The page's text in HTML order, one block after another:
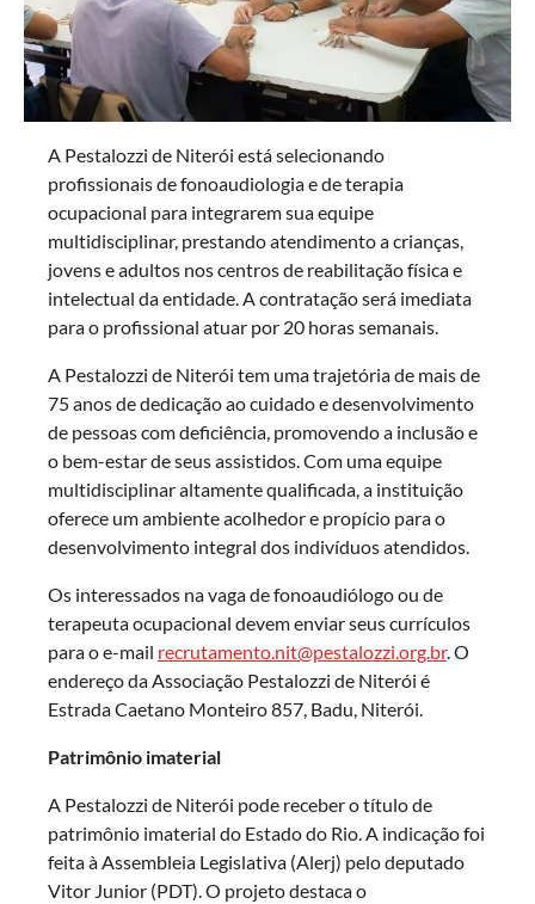
A Pestalozzi de Niterói está selecionando
profissionais de fonoaudiologia e de terapia
ocupacional para integrarem sua equipe
multidisciplinar, prestando atendimento a crianças,
jovens e adultos nos centros de reabilitação física e
intelectual da entidade. A contratação será imediata
para o profissional atuar por 20 horas semanais.
A Pestalozzi de Niterói tem uma trajetória de mais de
75 anos de dedicação ao cuidado e desenvolvimento
de pessoas com deficiência, promovendo a inclusão e
o bem-estar de seus assistidos. Com uma equipe
multidisciplinar altamente qualificada, a instituição
oferece um ambiente acolhedor e propício para o
desenvolvimento integral dos indivíduos atendidos.
Os interessados na vaga de fonoaudiólogo ou de
terapeuta ocupacional devem enviar seus currículos
para o e-mail recrutamento.nit@pestalozzi.org.br. O
endereço da Associação Pestalozzi de Niterói é
Estrada Caetano Monteiro 857, Badu, Niterói.
Patrimônio imaterial
A Pestalozzi de Niterói pode receber o título de
patrimônio imaterial do Estado do Rio. A indicação foi
feita à Assembleia Legislativa (Alerj) pelo deputado
Vitor Junior (PDT). O projeto destaca o